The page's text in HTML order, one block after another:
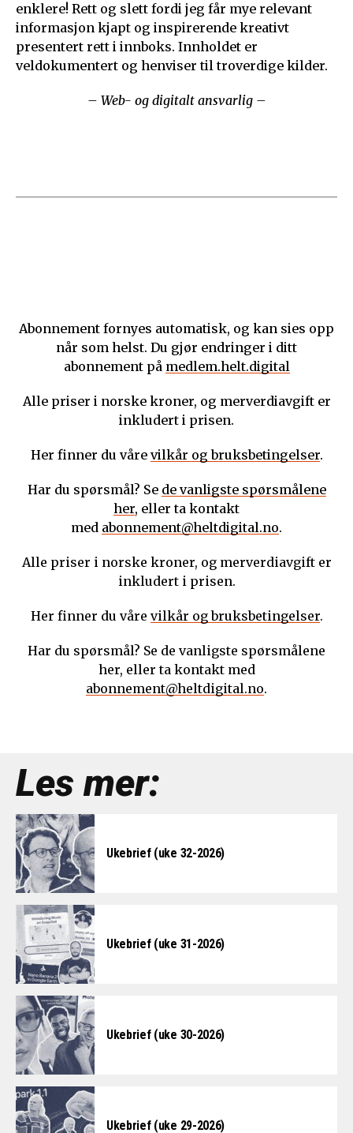
enklere! Rett og slett fordi jeg får mye relevant
informasjon kjapt og inspirerende kreativt
presentert rett i innboks. Innholdet er
veldokumentert og henviser til troverdige kilder.
– Web- og digitalt ansvarlig –
Abonnement fornyes automatisk, og kan sies opp
når som helst. Du gjør endringer i ditt
abonnement på medlem.helt.digital
Alle priser i norske kroner, og merverdiavgift er
inkludert i prisen.
Her finner du våre vilkår og bruksbetingelser.
Har du spørsmål? Se de vanligste spørsmålene
her, eller ta kontakt
med abonnement@heltdigital.no.
Alle priser i norske kroner, og merverdiavgift er
inkludert i prisen.
Her finner du våre vilkår og bruksbetingelser.
Har du spørsmål? Se de vanligste spørsmålene
her, eller ta kontakt med
abonnement@heltdigital.no.
Les mer:
Ukebrief (uke 32-2026)
Ukebrief (uke 31-2026)
Ukebrief (uke 30-2026)
Ukebrief (uke 29-2026)